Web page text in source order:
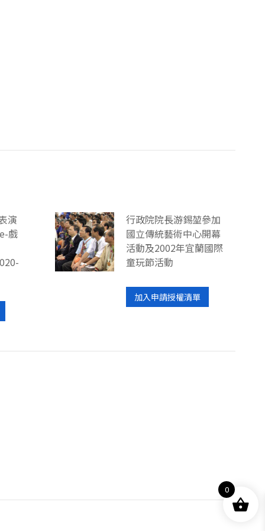
演
戲
行政院院長游錫堃參加
國立傳統藝術中心開幕
活動及2002年宜蘭國際
童玩節活動
加入申請授權清單
0